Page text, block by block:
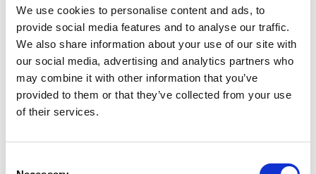
We use cookies to personalise content and ads, to
provide social media features and to analyse our traffic.
We also share information about your use of our site with
our social media, advertising and analytics partners who
may combine it with other information that you’ve
provided to them or that they’ve collected from your use
of their services.
YELLOW
ORANGE 293
RED
GREEN
853